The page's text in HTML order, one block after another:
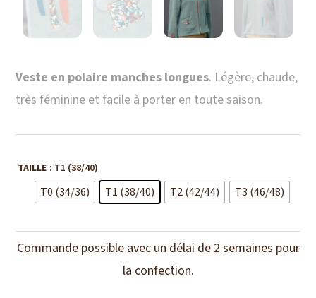
Veste en polaire manches longues. Légère, chaude,
très féminine et facile à porter en toute saison.
TAILLE : T1 (38/40)
T0 (34/36) T1 (38/40) T2 (42/44) T3 (46/48)
Commande possible avec un délai de 2 semaines pour
la confection.